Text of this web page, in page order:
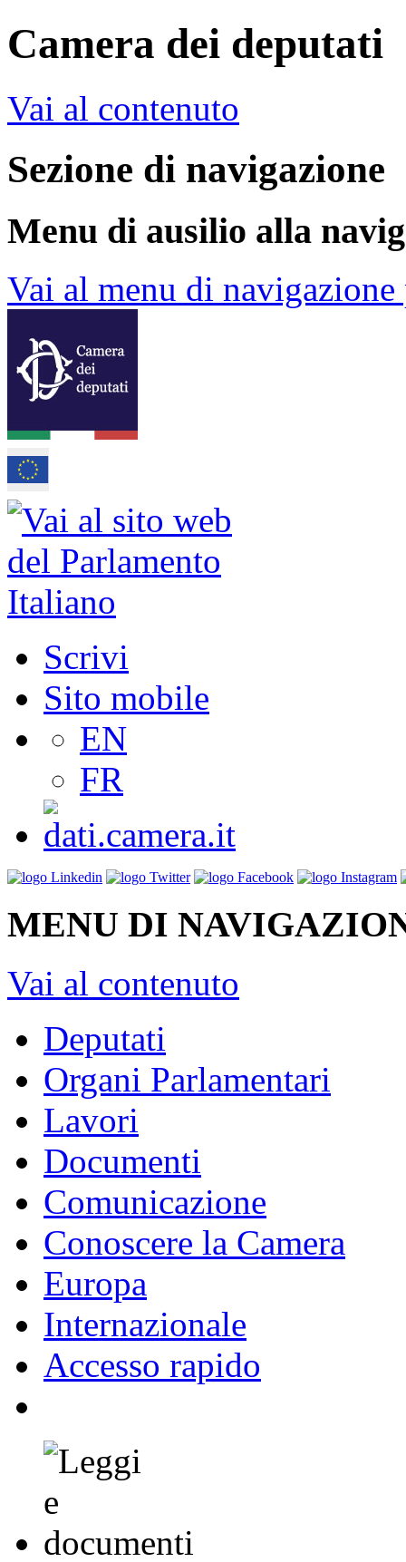
Camera dei deputati
Vai al contenuto
Sezione di navigazione
Menu di ausilio alla
Vai al menu di
Scrivi
Sito mobile
EN
FR
MENU DI
Vai al contenuto
Deputati
Organi Parlamentari
Lavori
Documenti
Comunicazione
Conoscere la Camera
Europa
Internazionale
Accesso rapido